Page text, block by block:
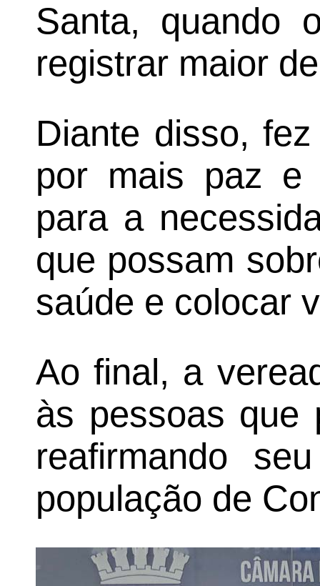
Santa, quando
registrar maior
Diante disso,
por mais paz e
para a
que possam
saúde e colocar
Ao final, a
às pessoas que
reafirmando
população de